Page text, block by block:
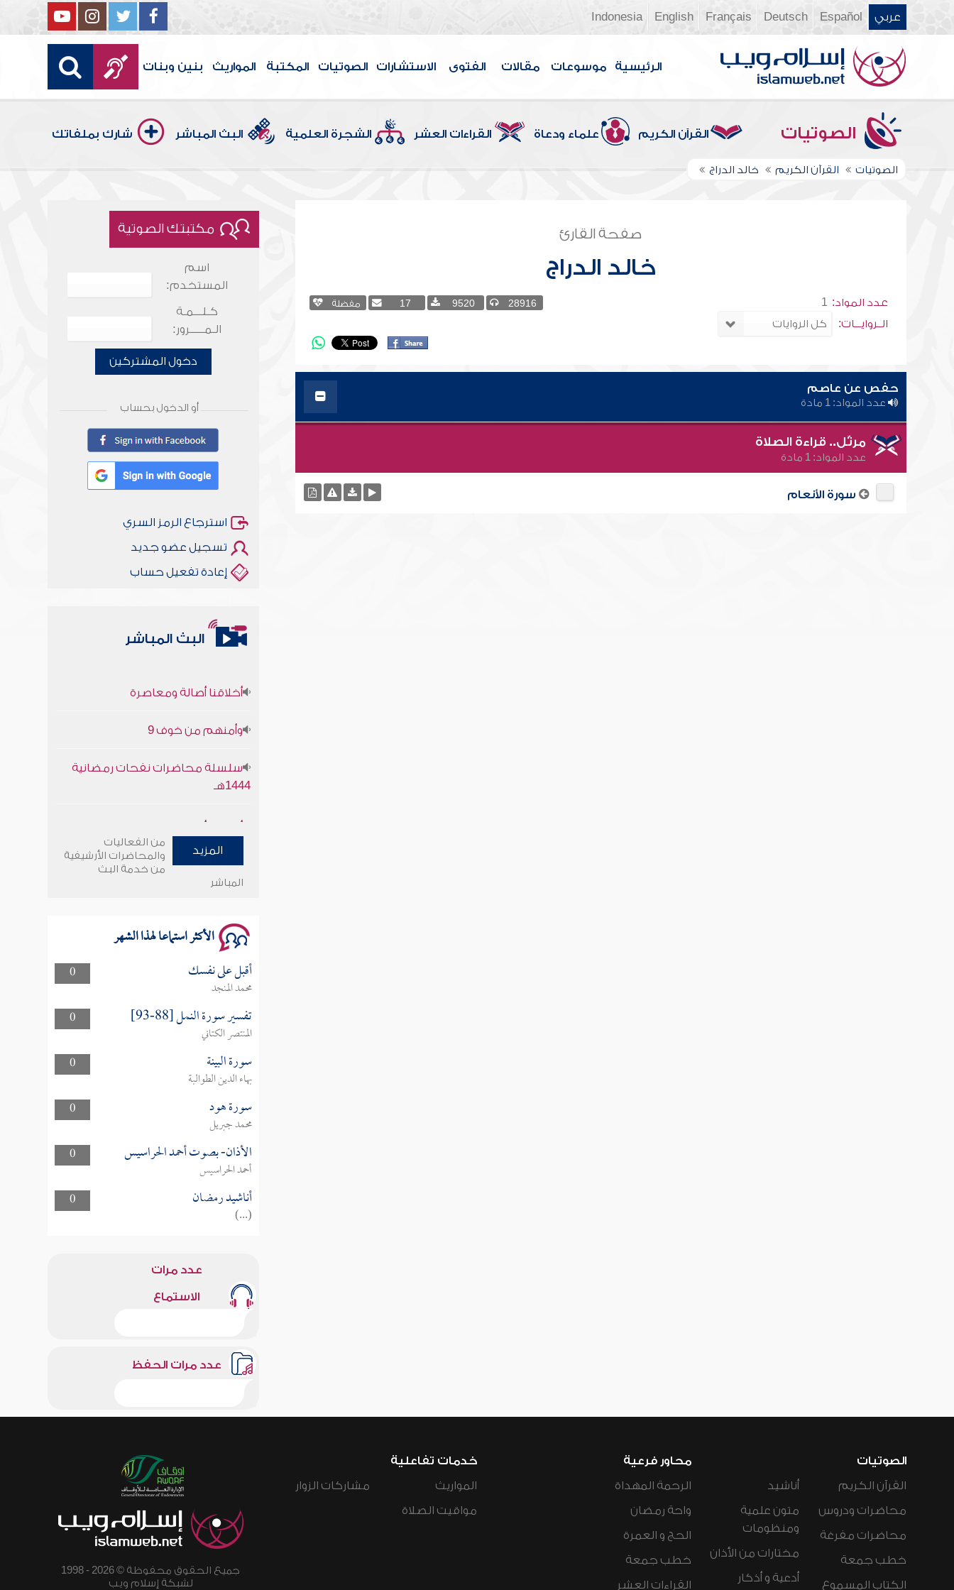
عربي Español
Deutsch
Français
English
Indonesia
الرئيسية موسوعات مقالات الفتوى الاستشارات الصوتيات المكتبة المواريث بنين وبنات
الصوتيات القرآن الكريم علماء ودعاة القراءات العشر الشجرة العلمية البث المباشر شارك بملفاتك
الصوتيات القرآن الكريم خالد الدراج
صفحة القارئ
خالد الدراج
عدد المواد: 1
الــروايـــات:
28916
9520
17 مفضلة
حفص عن عاصم
عدد المواد: 1 مادة
مرتّل.. قراءة الصلاة
عدد المواد: 1 مادة
سورة الأنعام
مكتبتك الصوتية
اسم
المستخدم:
كـلـــمـة
الـمـــــرور:
دخول المشتركين
أو الدخول بحساب
استرجاع الرمز السري
تسجيل عضو جديد
إعادة تفعيل حساب
البث المباشر
1444هـ
وأمنهم من خوف 9
سلسلة محاضرات نفحات رمضانية
المزيد
من الفعاليات
والمحاضرات الأرشيفية
من خدمة البث
المباشر
الأكثر استماعا لهذا الشهر
0 أقبل على نفسك
محمد المنجد
0
تفسير سورة النمل [88-93]
المنتصر الكتاني
0
سورة البينة
بهاء الدين الطوالبة
0
سورة هود
محمد جبريل
0
الأذان- بصوت أحمد الحراسيس
أحمد الحراسيس
0
أناشيد رمضان
(...)
عدد مرات
الاستماع
عدد مرات الحفظ
الصوتيات
القرآن الكريم
محاضرات ودروس
محاضرات مفرغة
خطب جمعة
الكتاب المسموع
أناشيد
متون علمية
ومنظومات
مختارات من الأذان
أدعية و أذكار
محاور فرعية
الرحمة المهداة
واحة رمضان
الحج و العمرة
خطب جمعة
القراءات العشر
خدمات تفاعلية
المواريث
مواقيت الصلاة
مشاركات الزوار
جميع الحقوق محفوظة © 2026 - 1998
لشبكة إسلام ويب